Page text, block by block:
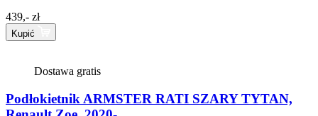
439,- zł
Kupić
Dostawa gratis
Podłokietnik ARMSTER RATI SZARY TYTAN,